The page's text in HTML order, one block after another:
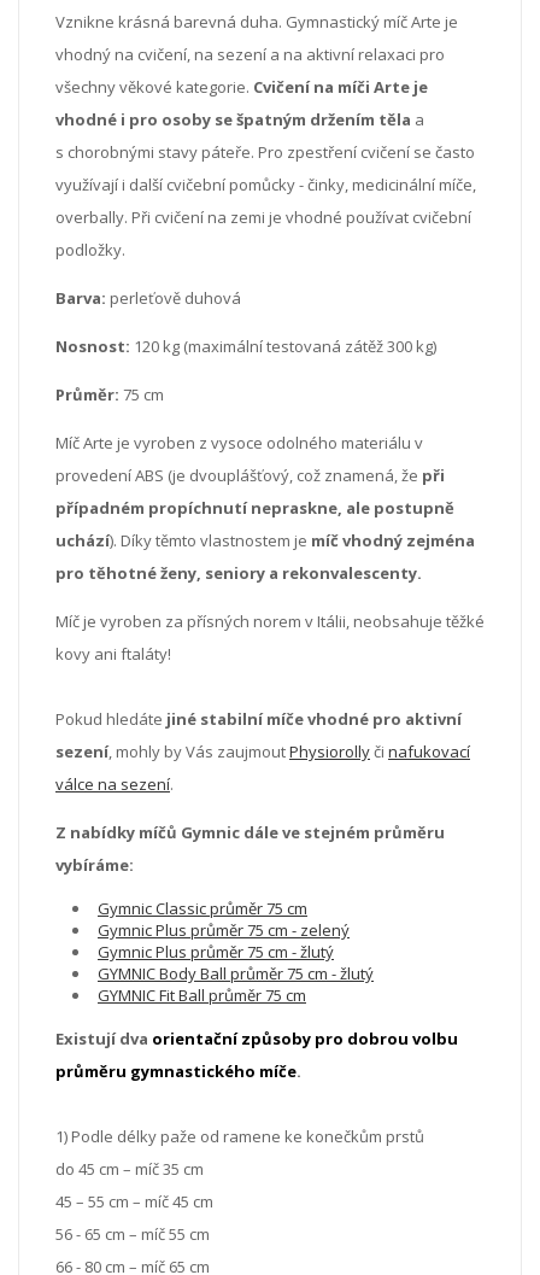
Vznikne krásná barevná duha. Gymnastický míč Arte je
vhodný na cvičení, na sezení a na aktivní relaxaci pro
všechny věkové kategorie. Cvičení na míči Arte je
vhodné i pro osoby se špatným držením těla a
s chorobnými stavy páteře. Pro zpestření cvičení se často
využívají i další cvičební pomůcky - činky, medicinální míče,
overbally. Při cvičení na zemi je vhodné používat cvičební
podložky.
Barva: perleťově duhová
Nosnost: 120 kg (maximální testovaná zátěž 300 kg)
Průměr: 75 cm
Míč Arte je vyroben z vysoce odolného materiálu v
provedení ABS (je dvouplášťový, což znamená, že při
případném propíchnutí nepraskne, ale postupně
uchází). Díky těmto vlastnostem je míč vhodný zejména
pro těhotné ženy, seniory a rekonvalescenty.
Míč je vyroben za přísných norem v Itálii, neobsahuje těžké
kovy ani ftaláty!
Pokud hledáte jiné stabilní míče vhodné pro aktivní
sezení, mohly by Vás zaujmoutPhysiorollyči nafukovací
válce na sezení.
Z nabídky míčů Gymnic dále ve stejném průměru
vybíráme:
Gymnic Classic průměr 75 cm
Gymnic Plus průměr 75 cm - zelený
Gymnic Plus průměr 75 cm - žlutý
GYMNIC Body Ball průměr 75 cm - žlutý
GYMNIC Fit Ball průměr 75 cm
Existují dva orientační způsoby pro dobrou volbu
průměru gymnastického míče.
1) Podle délky paže od ramene ke konečkům prstů
do 45 cm – míč 35 cm
45 – 55 cm – míč 45 cm
56 - 65 cm – míč 55 cm
66 - 80 cm – míč 65 cm